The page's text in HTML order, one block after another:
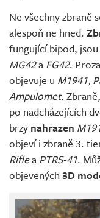
Ne všechny zbraně
alespoň ne hned.
fungující bipod, jsou
MG42a FG42.
objevuje u M1941,
Ampulomet.
po nadcházejících
brzy nahrazen
objeví i zbraně 3.
Riflea PTRS-41.
objevených 3D